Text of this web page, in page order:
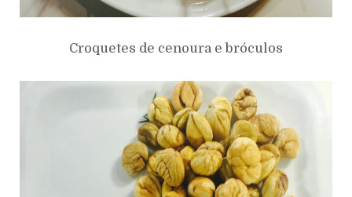
Croquetes de cenoura e bróculos